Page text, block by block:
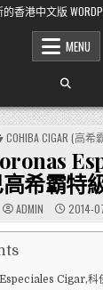
香港中文版
MENU
POSTED
IN
COHIBA CIGAR (高希
希霸特
ADMIN 2014-
Cigar,科